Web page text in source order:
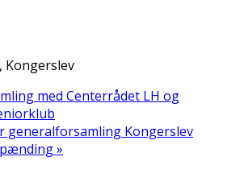
Kongerslev
med Centerrådet LH og
generalforsamling Kongerslev
»